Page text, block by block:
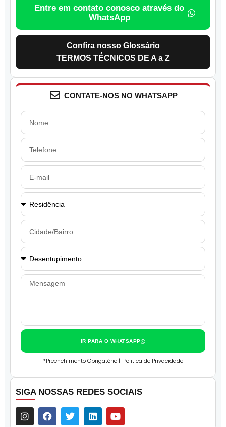
Entre em contato conosco através do
WhatsApp
Confira nosso Glossário
TERMOS TÉCNICOS DE A a Z
CONTATE-NOS NO WHATSAPP
IR PARA O WHATSAPP
*Preenchimento Obrigatório | Politica de Privacidade
SIGA NOSSAS REDES SOCIAIS